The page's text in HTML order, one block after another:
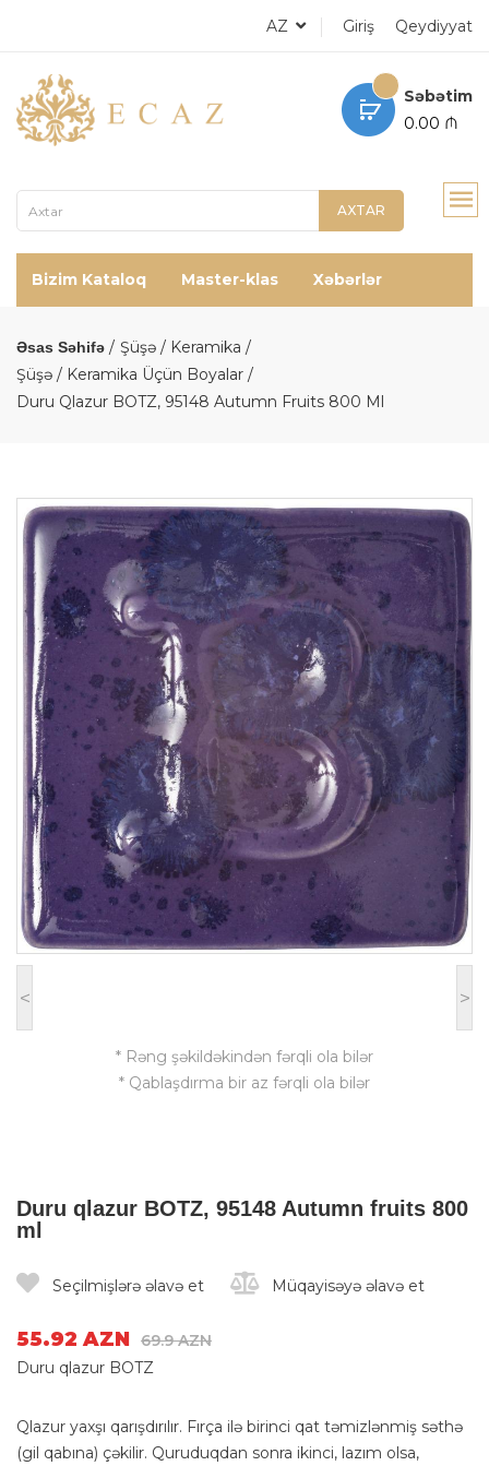
AZ Giriş Qeydiyyat
Səbətim
0.00 ₼
AXTAR
Bizim Kataloq Master-klas Xəbərlər
Əsas Səhifə
Şüşə / Keramika
Şüşə / Keramika Üçün Boyalar
Duru Qlazur BOTZ, 95148 Autumn Fruits 800 Ml
< >
* Rəng şəkildəkindən fərqli ola bilər
* Qablaşdırma bir az fərqli ola bilər
Duru qlazur BOTZ, 95148 Autumn fruits 800
ml
Seçilmişlərə əlavə et Müqayisəyə əlavə et
55.92 AZN 69.9 AZN
Duru qlazur BOTZ
Qlazur yaxşı qarışdırılır. Fırça ilə birinci qat təmizlənmiş səthə
(gil qabına) çəkilir. Quruduqdan sonra ikinci, lazım olsa,